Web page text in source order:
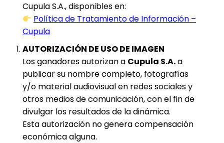
Cupula S.A., disponibles en:
Política de Tratamiento de Información –
Cupula
AUTORIZACIÓN DE USO DE IMAGEN
Los ganadores autorizan a Cupula S.A.a
publicar su nombre completo, fotografías
y/o material audiovisual en redes sociales y
otros medios de comunicación, con el fin de
divulgar los resultados de la dinámica.
Esta autorización no genera compensación
económica alguna.